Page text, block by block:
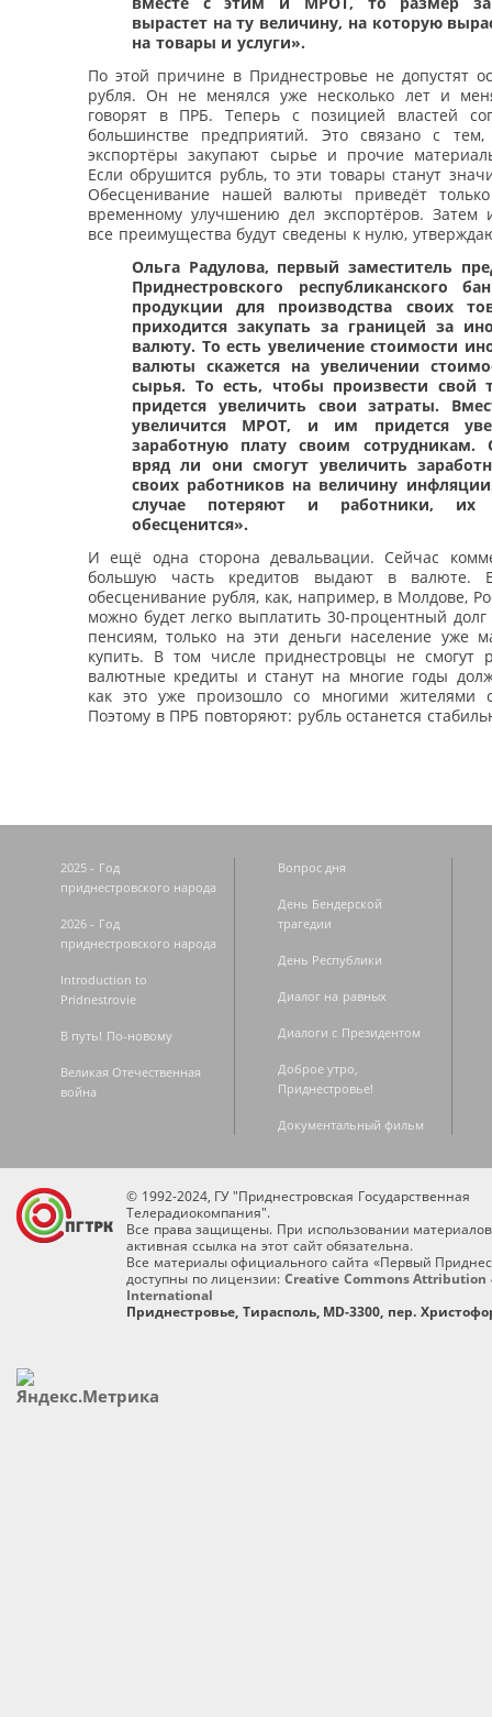
вырастет на ту величину, на которую
на товары и услуги».
По этой причине в Приднестровье не допустят
рубля. Он не менялся уже несколько лет и
говорят в ПРБ. Теперь с позицией властей
большинстве предприятий. Это связано с
экспортёры закупают сырье и прочие
Если обрушится рубль, то эти товары станут
Обесценивание нашей валюты приведёт
временному улучшению дел экспортёров. Затем
все преимущества будут сведены к нулю,
Ольга Радулова, первый заместитель
Приднестровского республиканского
продукции для производства своих
приходится закупать за границей за
валюту. То есть увеличение стоимости
валюты скажется на увеличении
сырья. То есть, чтобы произвести свой
придется увеличить свои затраты.
увеличится МРОТ, и им придется
заработную плату своим сотрудникам.
вряд ли они смогут увеличить
своих работников на величину
случае потеряют и работники, их
обесценится».
И ещё одна сторона девальвации. Сейчас
большую часть кредитов выдают в валюте.
обесценивание рубля, как, например, в Молдове,
можно будет легко выплатить 30-процентный
пенсиям, только на эти деньги население уже
купить. В том числе приднестровцы не смогут
валютные кредиты и станут на многие годы
как это уже произошло со многими жителями
Поэтому в ПРБ повторяют: рубль останется
2025 - Год
приднестровского народа
2026 - Год
приднестровского народа
Introduction to
Pridnestrovie
В путь! По-новому
Великая Отечественная
война
Вопрос дня
День Бендерской
трагедии
День Республики
Диалог на равных
Диалоги с Президентом
Доброе утро,
Приднестровье!
Документальный фильм
© 1992-2024, ГУ "Приднестровская Государственная
Телерадиокомпания".
Все права защищены. При использовании
активная ссылка на этот сайт обязательна.
Все материалы официального сайта «Первый
доступны по лицензии: Creative Commons Attribution
International
Приднестровье, Тирасполь, MD-3300, пер.